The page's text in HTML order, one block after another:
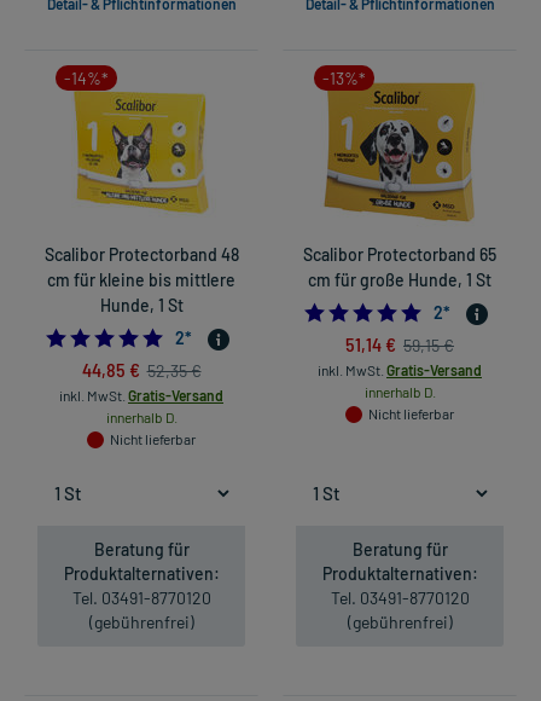
Detail- & Pflichtinformationen Detail- & Pflichtinformationen
-14%*
Scalibor Protectorband 48
cm für kleine bis mittlere
Hunde, 1 St
5.0
2*
44,85 € 52,35 €
inkl. MwSt. Gratis-Versand
innerhalb D.
Nicht lieferbar
Beratung für
Produktalternativen:
Tel. 03491-8770120
(gebührenfrei)
-13%*
Scalibor Protectorband 65
cm für große Hunde, 1 St
5.0
2*
51,14 € 59,15 €
inkl. MwSt. Gratis-Versand
innerhalb D.
Nicht lieferbar
Beratung für
Produktalternativen:
Tel. 03491-8770120
(gebührenfrei)